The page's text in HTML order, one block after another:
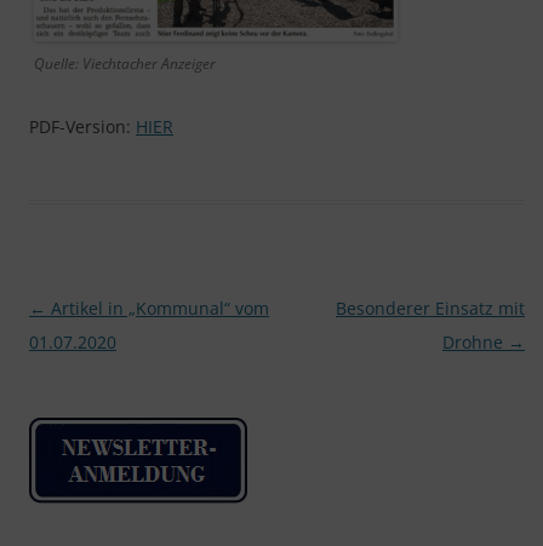
Quelle: Viechtacher Anzeiger
PDF-Version: HIER
Beitragsnavigation
← Artikel in „Kommunal“ vom
01.07.2020
Besonderer Einsatz mit
Drohne →